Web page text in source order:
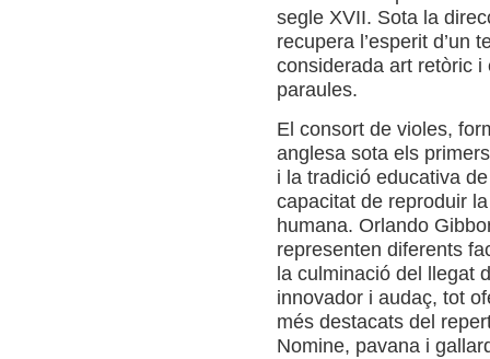
segle XVII. Sota la
recupera l’esperit d’un
considerada art retòric
paraules.
El consort de violes,
anglesa sota els
i la tradició educativa
capacitat de reproduir
humana. Orlando
representen diferents
la culminació del llegat
innovador i audaç, tot
més destacats del
Nomine, pavana i